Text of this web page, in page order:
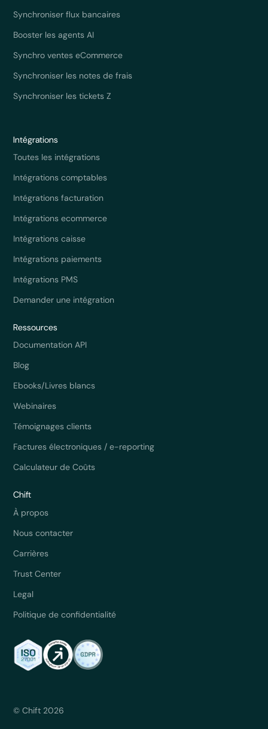
Synchroniser flux bancaires
Booster les agents AI
Synchro ventes eCommerce
Synchroniser les notes de frais
Synchroniser les tickets Z
Intégrations
Toutes les intégrations
Intégrations comptables
Intégrations facturation
Intégrations ecommerce
Intégrations caisse
Intégrations paiements
Intégrations PMS
Demander une intégration
Ressources
Documentation API
Blog
Ebooks/Livres blancs
Webinaires
Témoignages clients
Factures électroniques / e-reporting
Calculateur de Coûts
Chift
À propos
Nous contacter
Carrières
Trust Center
Legal
Politique de confidentialité
© Chift 2026